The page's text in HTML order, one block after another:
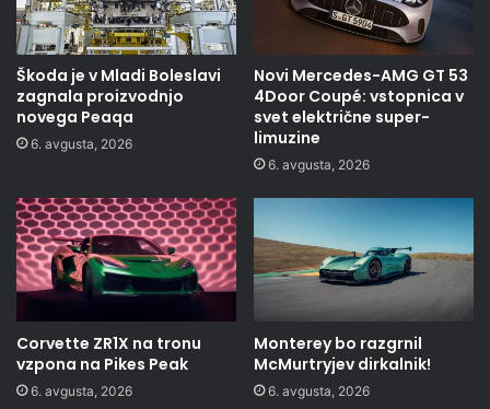
Škoda je v Mladi Boleslavi
zagnala proizvodnjo
novega Peaqa
6. avgusta, 2026
Novi Mercedes-AMG GT 53
4Door Coupé: vstopnica v
svet električne super-
limuzine
6. avgusta, 2026
Corvette ZR1X na tronu
vzpona na Pikes Peak
6. avgusta, 2026
Monterey bo razgrnil
McMurtryjev dirkalnik!
6. avgusta, 2026